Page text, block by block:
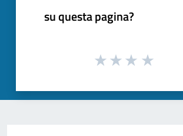
su questa pagina?